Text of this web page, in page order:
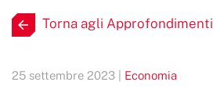
Torna agli Approfondimenti
25 settembre 2023 | Economia